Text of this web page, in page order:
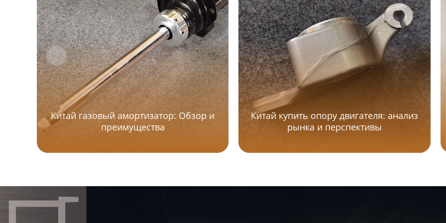
Китай газовый амортизатор: Обзор и
преимущества
Китай купить опору двигателя: анализ
рынка и перспективы